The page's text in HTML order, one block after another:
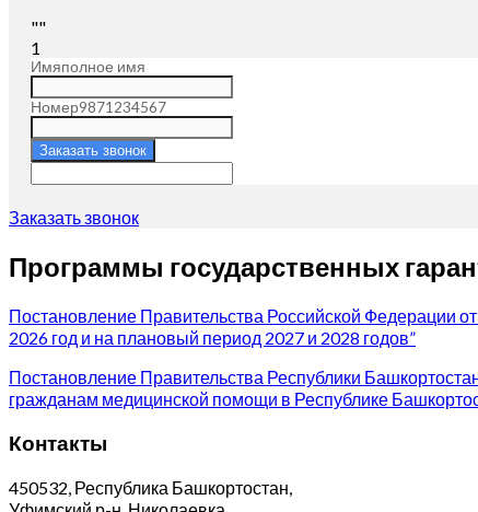
""
1
Имяполное имя
Номер9871234567
Заказать звонок
Заказать звонок
Программы государственных
Постановление Правительства Российской Федерации
2026 год и на плановый период 2027 и 2028 годов”
Постановление Правительства Республики
гражданам медицинской помощи в Республике
Контакты
450532, Республика Башкортостан,